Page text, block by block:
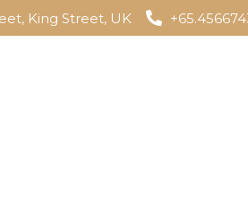
King Street, UK